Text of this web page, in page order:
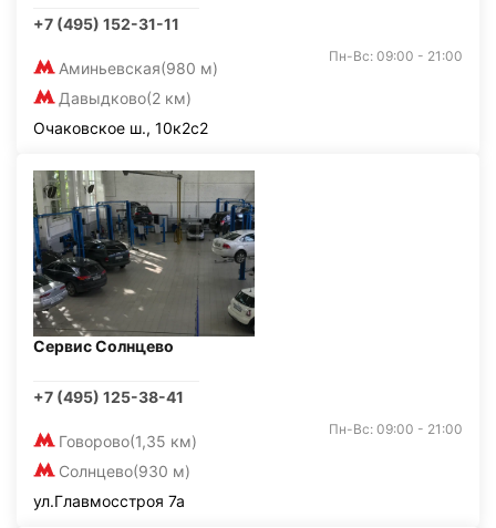
+7 (495) 152-31-11
Аминьевская(980 м)
Давыдково(2 км)
Пн-Вс: 09:00 - 21:00
Очаковское ш., 10к2с2
Сервис Солнцево
+7 (495) 125-38-41
Говорово(1,35 км)
Солнцево(930 м)
Пн-Вс: 09:00 - 21:00
ул.Главмосстроя 7а